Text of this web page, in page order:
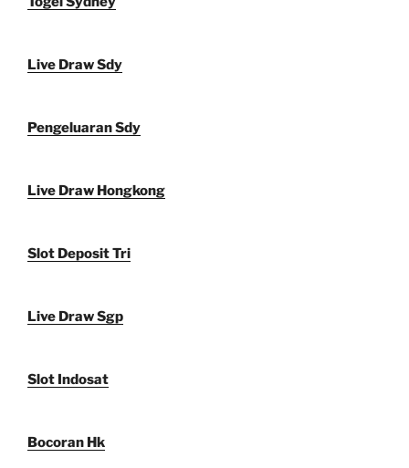
Live Draw Sdy
Pengeluaran Sdy
Live Draw Hongkong
Slot Deposit Tri
Live Draw Sgp
Slot Indosat
Bocoran Hk